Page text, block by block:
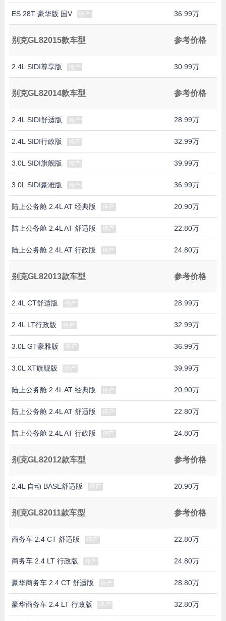
ES 28T 豪华版 国V 停产 36.99万
别克GL82015款车型 参考价格
2.4L SIDI尊享版 停产 30.99万
别克GL82014款车型 参考价格
2.4L SIDI舒适版 停产 28.99万
2.4L SIDI行政版 停产 32.99万
3.0L SIDI旗舰版 停产 39.99万
3.0L SIDI豪雅版 停产 36.99万
陆上公务舱 2.4L AT 经典版 停产 20.90万
陆上公务舱 2.4L AT 舒适版 停产 22.80万
陆上公务舱 2.4L AT 行政版 停产 24.80万
别克GL82013款车型 参考价格
2.4L CT舒适版 停产 28.99万
2.4L LT行政版 停产 32.99万
3.0L GT豪雅版 停产 36.99万
3.0L XT旗舰版 停产 39.99万
陆上公务舱 2.4L AT 经典版 停产 20.90万
陆上公务舱 2.4L AT 舒适版 停产 22.80万
陆上公务舱 2.4L AT 行政版 停产 24.80万
别克GL82012款车型 参考价格
2.4L 自动 BASE舒适版 停产 20.90万
别克GL82011款车型 参考价格
商务车 2.4 CT 舒适版 停产 22.80万
商务车 2.4 LT 行政版 停产 24.80万
豪华商务车 2.4 CT 舒适版 停产 28.80万
豪华商务车 2.4 LT 行政版 停产 32.80万